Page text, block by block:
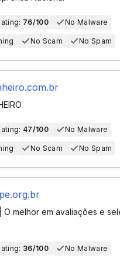
76/100 No Malware
No Scam No Spam
47/100 No Malware
No Scam No Spam
O melhor em avaliações e
36/100 No Malware